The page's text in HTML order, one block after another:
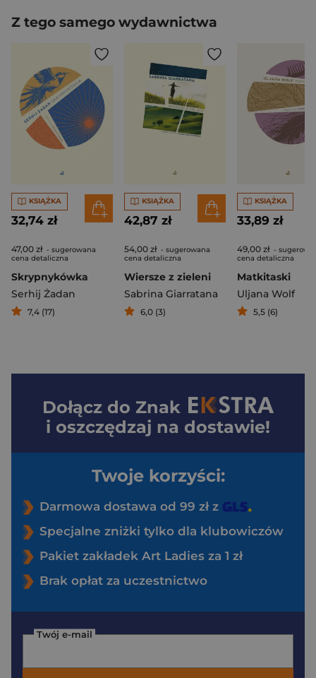
Z tego samego wydawnictwa
KSIĄŻKA
32,74 zł
47,00 zł - sugerowana
cena detaliczna
Skrypnykówka
Serhij Żadan
7,4 (17)
KSIĄŻKA
42,87 zł
54,00 zł - sugerowana
cena detaliczna
Wiersze z zieleni
Sabrina Giarratana
6,0 (3)
KSIĄŻKA
33,89 zł
49,00 zł -
cena detaliczna
Matkitaski
Uljana Wolf
5,5 (6)
Dołącz do Znak
i oszczędzaj na dostawie!
Twoje korzyści:
Darmowa dostawa od 99 zł z
Specjalne zniżki tylko dla klubowiczów
Pakiet zakładek Art Ladies za 1 zł
Brak opłat za uczestnictwo
Twój e-mail